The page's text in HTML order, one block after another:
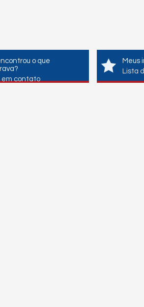
o que
em contato
Meus
Lista